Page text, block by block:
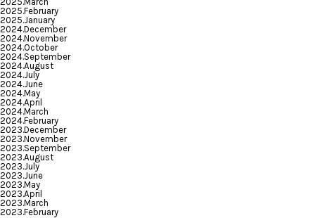
2025.February
2025.January
2024.December
2024.November
2024.October
2024.September
2024.August
2024.July
2024.June
2024.May
2024.April
2024.March
2024.February
2023.December
2023.November
2023.September
2023.August
2023.July
2023.June
2023.May
2023.April
2023.March
2023.February